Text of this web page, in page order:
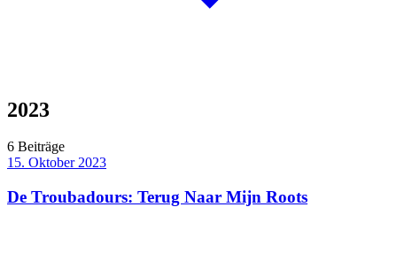
2023
6 Beiträge
15. Oktober 2023
De Troubadours: Terug Naar Mijn Roots